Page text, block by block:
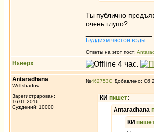
Ты публично
очень глупо?
Буддизм чистой воды
Ответы на этот пост:
Наверх
Antaradhana
Wolfshadow
Зарегистрирован:
16.01.2016
Суждений: 10000
№462753 Добавлено: Сб
КИ пишет:
Antaradhana
КИ пишет